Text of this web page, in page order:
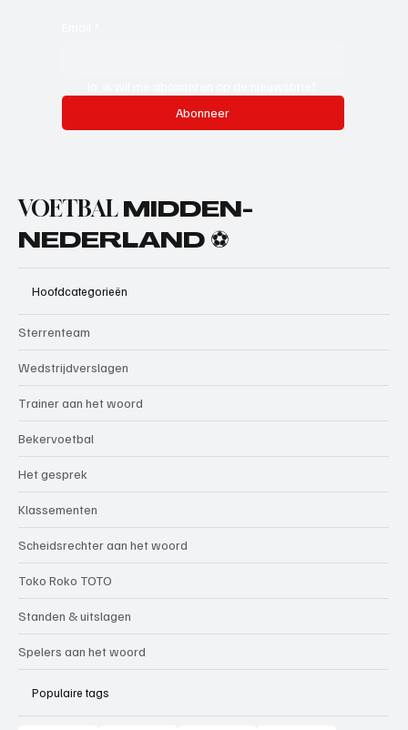
Abonneer
VOETBAL MIDDEN-
NEDERLAND ⚽
Hoofdcategorieën
Sterrenteam
Wedstrijdverslagen
Trainer aan het woord
Bekervoetbal
Het gesprek
Klassementen
Scheidsrechter aan het woord
Toko Roko TOTO
Standen & uitslagen
Spelers aan het woord
Populaire tags